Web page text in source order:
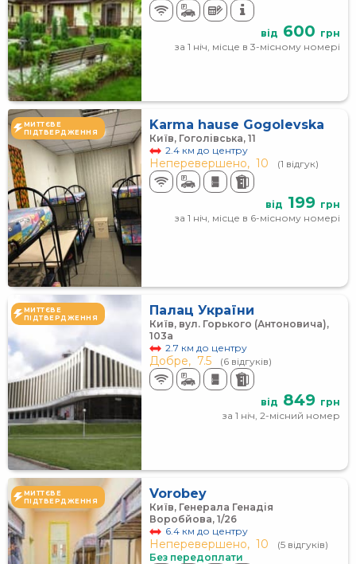
від 600 грн
за 1 ніч, місце в 3-місному номері
МИТТЄВЕ
ПІДТВЕРДЖЕННЯ
Karma hausе Gogolevska
Київ, Гоголівська, 11
2.4 км до центру
Неперевершено, 10 (1 відгук)
від 199 грн
за 1 ніч, місце в 6-місному номері
МИТТЄВЕ
ПІДТВЕРДЖЕННЯ
Палац України
Київ, вул. Горького (Антоновича),
103а
2.7 км до центру
Добре, 7.5 (6 відгуків)
від 849 грн
за 1 ніч, 2-місний номер
МИТТЄВЕ
ПІДТВЕРДЖЕННЯ
Vorobey
Київ, Генерала Генадія
Воробйова, 1/26
6.4 км до центру
Неперевершено, 10
(5 відгуків)
Без передоплати